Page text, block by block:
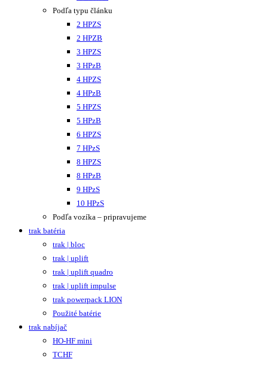
Podľa typu článku
2 HPZS
2 HPZB
3 HPZS
3 HPzB
4 HPZS
4 HPzB
5 HPZS
5 HPzB
6 HPZS
7 HPzS
8 HPZS
8 HPzB
9 HPzS
10 HPzS
Podľa vozíka – pripravujeme
trak batéria
trak | bloc
trak | uplift
trak | uplift quadro
trak | uplift impulse
trak powerpack LION
Použité batérie
trak nabíjač
HO-HF mini
TCHF